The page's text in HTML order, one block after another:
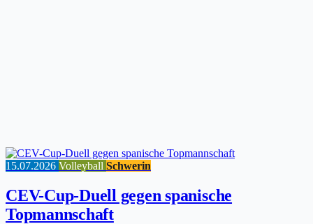
15.07.2026 Volleyball Schwerin
CEV-Cup-Duell gegen spanische
Topmannschaft